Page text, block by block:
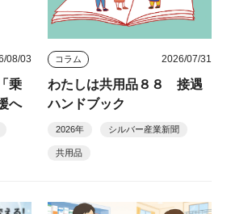
08/03
乗
へ
コラム 2026/07/31
わたしは共用品８８ 接遇
ハンドブック
2026年 シルバー産業新聞
共用品